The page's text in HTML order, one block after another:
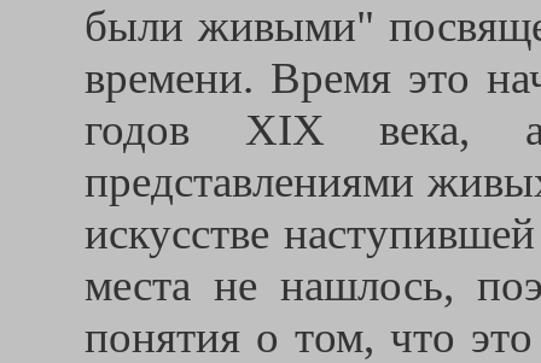
были живыми"
времени. Время это
годов XIX века, а
представлениями
искусстве
места не нашлось,
понятия о том, что